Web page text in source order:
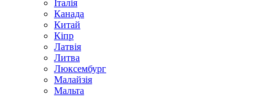
Італія
Канада
Китай
Кіпр
Латвія
Литва
Люксембург
Малайзія
Мальта